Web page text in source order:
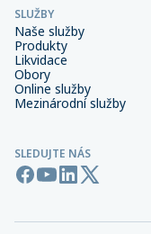
SLUŽBY
Naše služby
Produkty
Likvidace
Obory
Online služby
Mezinárodní služby
SLEDUJTE NÁS